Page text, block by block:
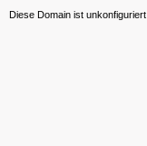
Diese Domain ist unkonfiguriert.